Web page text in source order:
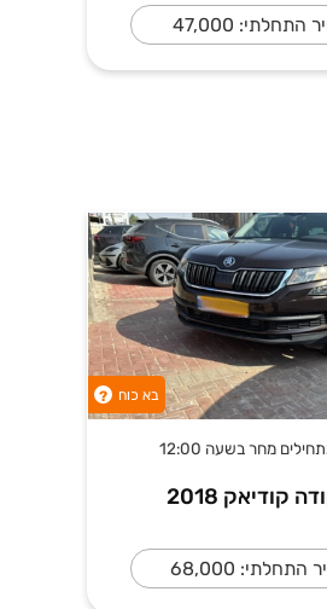
התחלתי: 47,000
בא כוח ?
מחר בשעה 12:00
קודיאק 2018
התחלתי: 68,000